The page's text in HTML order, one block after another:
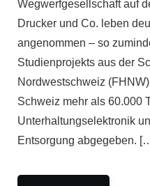
Wegwerfgesellschaft auf
Drucker und Co. leben
angenommen – so
Studienprojekts aus der
Nordwestschweiz
Schweiz mehr als 60.000
Unterhaltungselektronik
Entsorgung abgegeben.